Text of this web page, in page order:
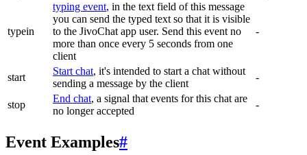
typein
typing event, in the text field of this message
you can send the typed text so that it is visible
to the JivoChat app user. Send this event no
more than once every 5 seconds from one
client
-
start
Start chat, it's intended to start a chat without
sending a message by the client
-
stop
End chat, a signal that events for this chat are
no longer accepted
-
Event Examples#